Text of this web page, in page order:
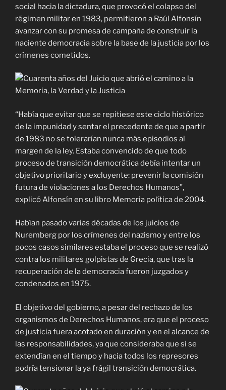
social hacia la dictadura, que provocó el colapso del
régimen militar en 1983, permitieron a Raúl Alfonsín
avanzar con su promesa de campaña de construir la
naciente democracia sobre la base de la justicia por los
crímenes cometidos.
“Había que evitar que se repitiese este ciclo histórico
de la impunidad y sentar el precedente de que a partir
de 1983 no se tolerarían nunca más episodios al
margen de la ley. Estaba convencido de que todo
proceso de transición democrática debía intentar un
objetivo prioritario y excluyente: prevenir la comisión
futura de violaciones a los Derechos Humanos”,
explicó Alfonsín en su libro Memoria política de 2004.
Habían pasado varias décadas de los juicios de
Nuremberg por los crímenes del nazismo y entre los
pocos casos similares estaba el proceso que se realizó
contra los militares golpistas de Grecia, que tras la
recuperación de la democracia fueron juzgados y
condenados en 1975.
El objetivo del gobierno, a pesar del rechazo de los
organismos de Derechos Humanos, era que el proceso
de justicia fuera acotado en duración y en el alcance de
las responsabilidades, ya que consideraba que si se
extendían en el tiempo y hacia todos los represores
podría tensionar la ya frágil transición democrática.